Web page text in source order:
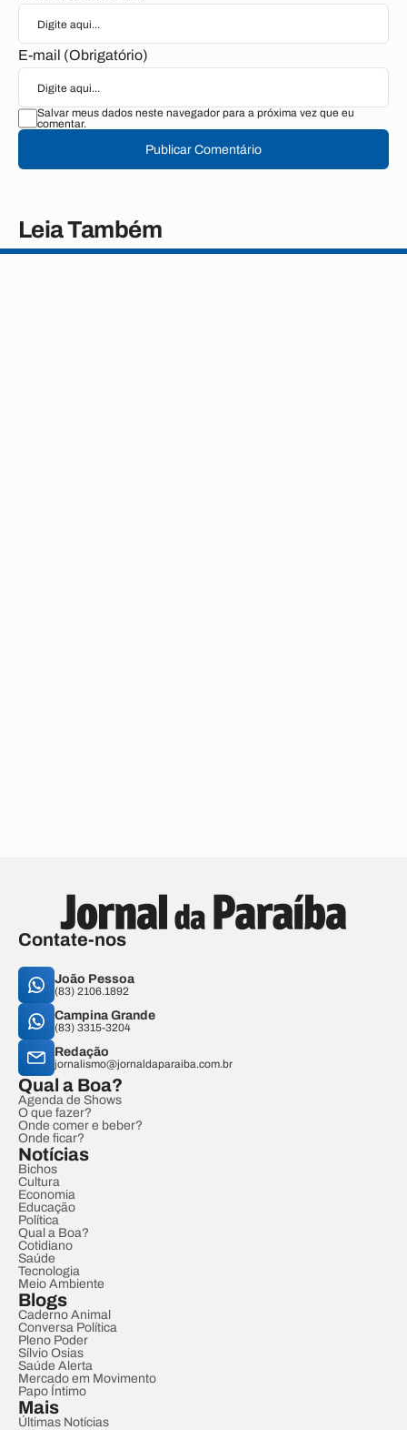
E-mail (Obrigatório)
Salvar meus dados neste navegador para a próxima vez que eu
comentar.
Publicar Comentário
Leia Também
Contate-nos
João Pessoa
(83) 2106.1892
Campina Grande
(83) 3315-3204
Redação
jornalismo@jornaldaparaiba.com.br
Qual a Boa?
Agenda de Shows
O que fazer?
Onde comer e beber?
Onde ficar?
Notícias
Bichos
Cultura
Economia
Educação
Política
Qual a Boa?
Cotidiano
Saúde
Tecnologia
Meio Ambiente
Blogs
Caderno Animal
Conversa Política
Pleno Poder
Sílvio Osias
Saúde Alerta
Mercado em Movimento
Papo Íntimo
Mais
Últimas Notícias